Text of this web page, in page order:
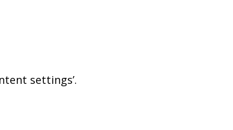
settings’.